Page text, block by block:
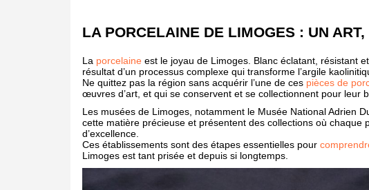
LA PORCELAINE DE LIMOGES : UN
La porcelaine est le joyau de Limoges. Blanc éclatant, résistant
résultat d’un processus complexe qui transforme l’argile
Ne quittez pas la région sans acquérir l’une de ces pièces de
œuvres d’art, et qui se conservent et se collectionnent pour leur
Les musées de Limoges, notamment le Musée National Adrien
cette matière précieuse et présentent des collections où chaque
d’excellence.
Ces établissements sont des étapes essentielles pour
Limoges est tant prisée et depuis si longtemps.